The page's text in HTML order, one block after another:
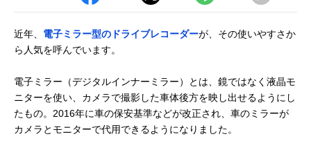
近年、 電子ミラー型のドライブレコーダーが、その使いやすさか
ら人気を呼んでいます。
電子ミラー（デジタルインナーミラー）とは、鏡ではなく液晶モ
ニターを使い、カメラで撮影した車体後方を映し出せるようにし
たもの。2016年に車の保安基準などが改正され、車のミラーが
カメラとモニターで代用できるようになりました。